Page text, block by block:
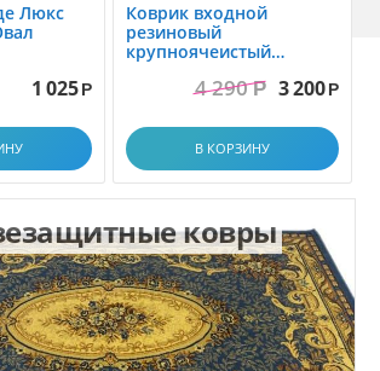
Люкс
1 025 Р
Коврик вxодной
резиновый
крупноячеистый
1.0x1.5 м4 290 Р 3 200 Р
В КОРЗИНУ
ковры